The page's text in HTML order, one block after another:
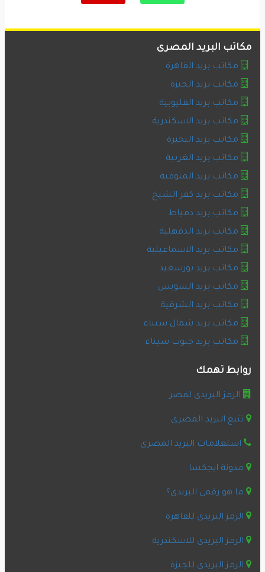
مكاتب البريد المصرى
مكاتب بريد القاهرة
مكاتب بريد الجيزة
مكاتب بريد القليوبية
مكاتب بريد الاسكندرية
مكاتب بريد البحيرة
مكاتب بريد الغربية
مكاتب بريد المنوفية
مكاتب بريد كفر الشيخ
مكاتب بريد دمياط
مكاتب بريد الدقهلية
مكاتب بريد الاسماعيلية
مكاتب بريد بورسعيد
مكاتب بريد السويس
مكاتب بريد الشرقية
مكاتب بريد شمال سيناء
مكاتب بريد جنوب سيناء
روابط تهمك
الرمز البريدى لمصر
تتبع البريد المصرى
استعلامات البريد المصرى
مدونة ايجكسا
ما هو رقمى البريدى؟
الرمز البريدى للقاهرة
الرمز البريدى للاسكندرية
الرمز البريدى للجيزة